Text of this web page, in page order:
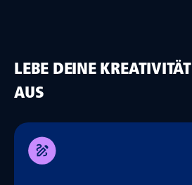
LEBE DEINE KREATIVITÄT
AUS